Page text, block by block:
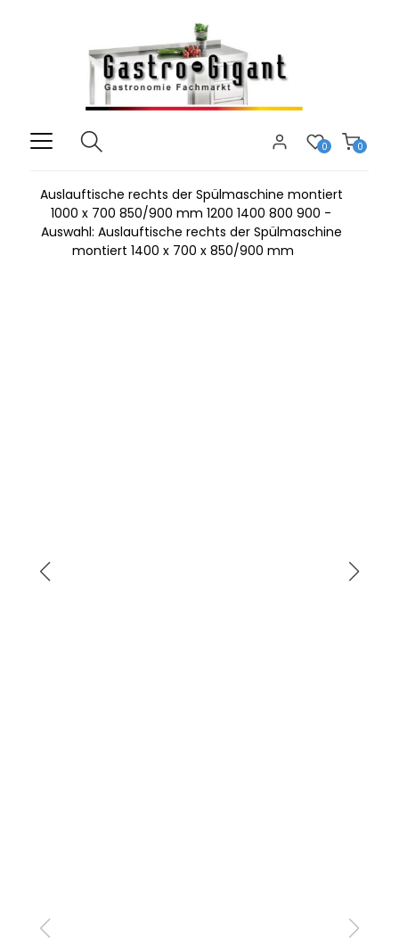
0
0
Auslauftische rechts der Spülmaschine montiert
1000 x 700 850/900 mm 1200 1400 800 900 -
Auswahl: Auslauftische rechts der Spülmaschine
montiert 1400 x 700 x 850/900 mm